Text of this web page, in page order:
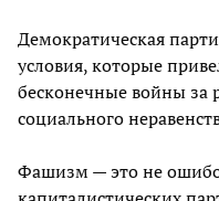
Демократическая
условия, которые
бесконечные войны за
социального
Фашизм — это не